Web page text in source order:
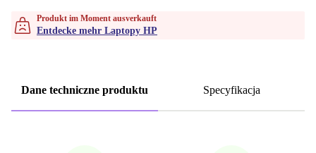
Produkt im Moment ausverkauft
Entdecke mehr Laptopy HP
Dane techniczne produktu Specyfikacja